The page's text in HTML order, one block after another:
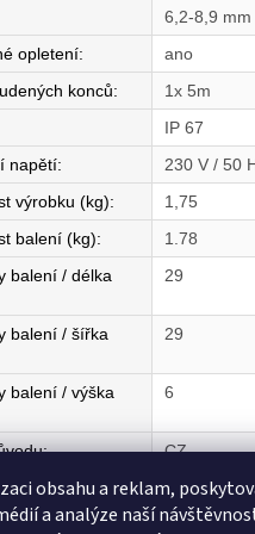
obsahu a reklam,
a analýze naší
6,2-8,9 mm
opletení:
ano
konců:
1x 5m
IP 67
napětí:
230 V / 50
výrobku (kg):
1,75
balení (kg):
1.78
balení / délka
29
balení / šířka
29
balení / výška
6
: CZ